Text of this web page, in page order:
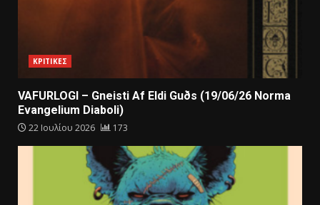
ΚΡΙΤΙΚΕΣ
VAFURLOGI – Gneisti Af Eldi Guðs (19/06/26 Norma
Evangelium Diaboli)
22 Ιουλίου 2026 173